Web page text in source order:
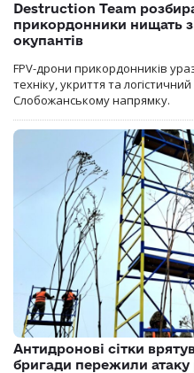
Destruction Team
прикордонники нищать
окупантів
FPV-дрони прикордонників
техніку, укриття та
Слобожанському напрямку.
Антидронові сітки
бригади пережили атаку